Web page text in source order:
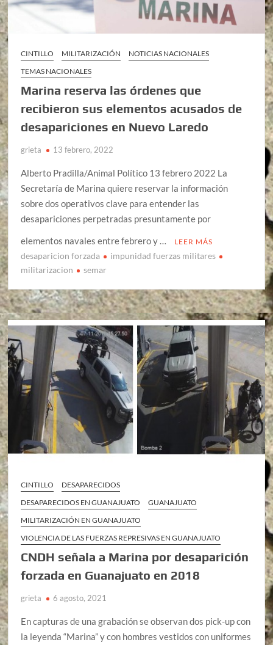
CINTILLO MILITARIZACIÓN
NOTICIAS NACIONALES
TEMAS NACIONALES
Marina reserva las órdenes que
recibieron sus elementos acusados de
desapariciones en Nuevo Laredo
grieta 13 febrero, 2022
Alberto Pradilla/Animal Político 13 febrero 2022 La
Secretaría de Marina quiere reservar la información
sobre dos operativos clave para entender las
desapariciones perpetradas presuntamente por
elementos navales entre febrero y …
LEER MÁS
desaparicion forzada
impunidad fuerzas militares
militarizacion
semar
CINTILLO
DESAPARECIDOS
DESAPARECIDOS EN GUANAJUATO
GUANAJUATO
MILITARIZACIÓN EN GUANAJUATO
VIOLENCIA DE LAS FUERZAS REPRESIVAS EN GUANAJUATO
CNDH señala a Marina por desaparición
forzada en Guanajuato en 2018
grieta 6 agosto, 2021
En capturas de una grabación se observan dos pick-up con
la leyenda “Marina” y con hombres vestidos con uniformes